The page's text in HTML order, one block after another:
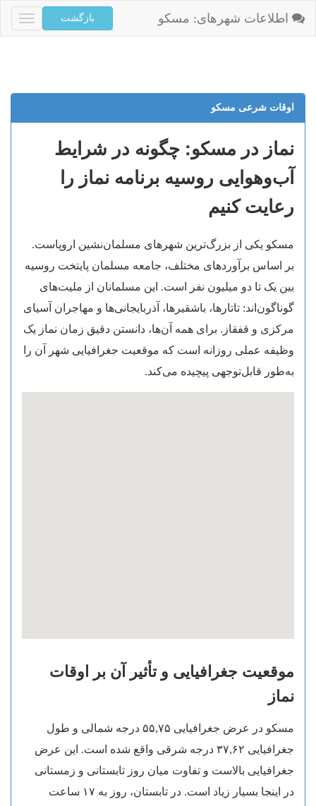
Toggle
اطلاعات شهرهای: مسکو
اوقات شرعی مسکو
نماز در مسکو: چگونه در شرایط
آب‌وهوایی روسیه برنامه نماز را
رعایت کنیم
مسکو یکی از بزرگ‌ترین شهرهای مسلمان‌نشین اروپاست.
بر اساس برآوردهای مختلف، جامعه مسلمان پایتخت روسیه
بین یک تا دو میلیون نفر است. این مسلمانان از ملیت‌های
گوناگون‌اند: تاتارها، باشقیرها، آذربایجانی‌ها و مهاجران آسیای
مرکزی و قفقاز. برای همه آن‌ها، دانستن دقیق زمان نماز یک
وظیفه عملی روزانه است که موقعیت جغرافیایی شهر آن را
به‌طور قابل‌توجهی پیچیده می‌کند.
موقعیت جغرافیایی و تأثیر آن بر اوقات
نماز
مسکو در عرض جغرافیایی ۵۵,۷۵ درجه شمالی و طول
جغرافیایی ۳۷,۶۲ درجه شرقی واقع شده است. این عرض
جغرافیایی بالاست و تفاوت میان روز تابستانی و زمستانی
در اینجا بسیار زیاد است. در تابستان، روز به ۱۷ ساعت